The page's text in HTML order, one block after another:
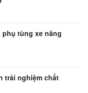
phụ tùng xe nâng
trải nghiệm chất